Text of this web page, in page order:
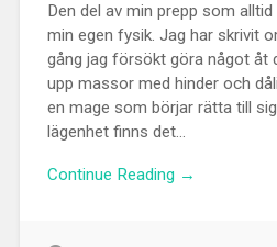
Den del av min prepp som
min egen fysik. Jag har skrivit
gång jag försökt göra något åt
upp massor med hinder och
en mage som börjar rätta till
lägenhet finns det...
Continue Reading →